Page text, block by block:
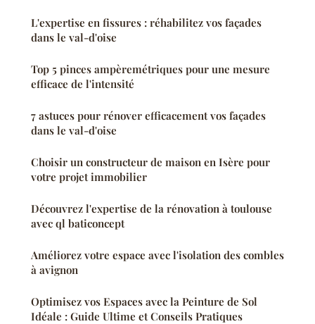
L'expertise en fissures : réhabilitez vos façades
dans le val-d'oise
Top 5 pinces ampèremétriques pour une mesure
efficace de l'intensité
7 astuces pour rénover efficacement vos façades
dans le val-d'oise
Choisir un constructeur de maison en Isère pour
votre projet immobilier
Découvrez l'expertise de la rénovation à toulouse
avec ql baticoncept
Améliorez votre espace avec l'isolation des combles
à avignon
Optimisez vos Espaces avec la Peinture de Sol
Idéale : Guide Ultime et Conseils Pratiques